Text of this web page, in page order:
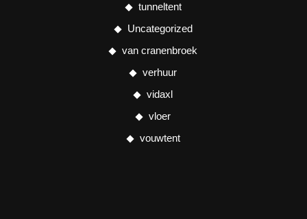
tunneltent
Uncategorized
van cranenbroek
verhuur
vidaxl
vloer
vouwtent